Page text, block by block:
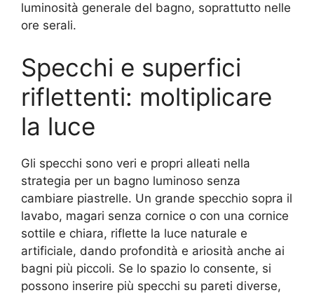
luminosità generale del bagno, soprattutto nelle
ore serali.
Specchi e superfici
riflettenti: moltiplicare
la luce
Gli specchi sono veri e propri alleati nella
strategia per un bagno luminoso senza
cambiare piastrelle. Un grande specchio sopra il
lavabo, magari senza cornice o con una cornice
sottile e chiara, riflette la luce naturale e
artificiale, dando profondità e ariosità anche ai
bagni più piccoli. Se lo spazio lo consente, si
possono inserire più specchi su pareti diverse,